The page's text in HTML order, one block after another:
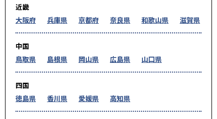
近畿
大阪府
兵庫県 京都府 奈良県 和歌山県 滋賀県
中国
鳥取県
島根県 岡山県 広島県 山口県
四国
徳島県
香川県 愛媛県 高知県